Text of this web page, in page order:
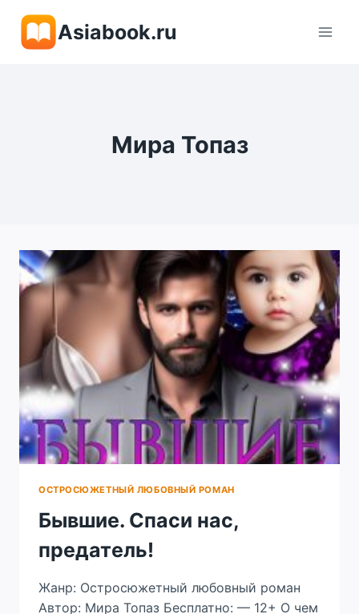
содержимому
Asiabook.ru
Мира Топаз
ОСТРОСЮЖЕТНЫЙ ЛЮБОВНЫЙ РОМАН
Бывшие. Спаси нас,
предатель!
Жанр: Остросюжетный любовный роман
Автор: Мира Топаз Бесплатно: — 12+ О чем